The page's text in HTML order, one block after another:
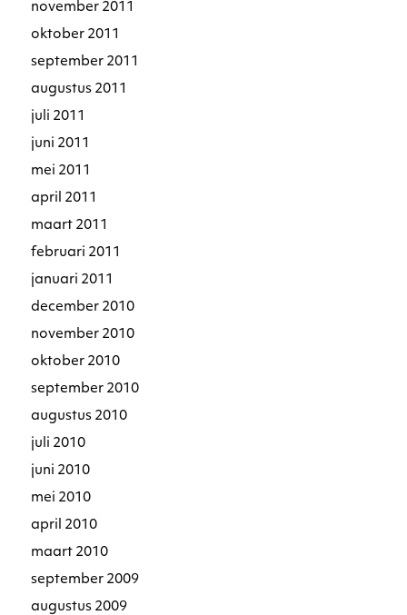
november 2011
oktober 2011
september 2011
augustus 2011
juli 2011
juni 2011
mei 2011
april 2011
maart 2011
februari 2011
januari 2011
december 2010
november 2010
oktober 2010
september 2010
augustus 2010
juli 2010
juni 2010
mei 2010
april 2010
maart 2010
september 2009
augustus 2009